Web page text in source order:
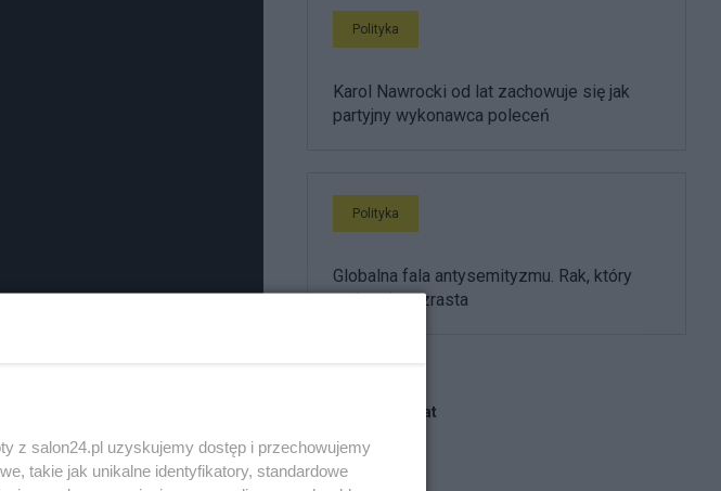
Polityka
Karol Nawrocki od lat zachowuje się jak
partyjny wykonawca poleceń
Polityka
Globalna fala antysemityzmu. Rak, który
znów się rozrasta
Blogi na ten temat
z salon24.pl uzyskujemy dostęp i przechowujemy
takie jak unikalne identyfikatory, standardowe